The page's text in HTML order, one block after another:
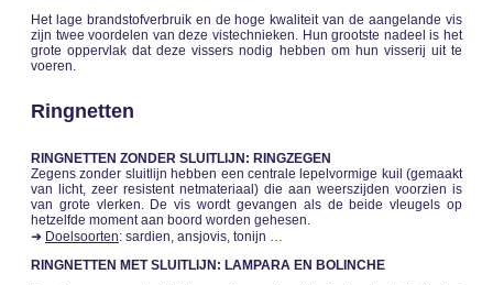
Het lage brandstofverbruik en de hoge kwaliteit van de aangelande vis
zijn twee voordelen van deze vistechnieken. Hun grootste nadeel is het
grote oppervlak dat deze vissers nodig hebben om hun visserij uit te
voeren.
Ringnetten
RINGNETTEN ZONDER SLUITLIJN: RINGZEGEN
Zegens zonder sluitlijn hebben een centrale lepelvormige kuil (gemaakt
van licht, zeer resistent netmateriaal) die aan weerszijden voorzien is
van grote vlerken. De vis wordt gevangen als de beide vleugels op
hetzelfde moment aan boord worden gehesen.
➜ Doelsoorten: sardien, ansjovis, tonijn …
RINGNETTEN MET SLUITLIJN: LAMPARA EN BOLINCHE